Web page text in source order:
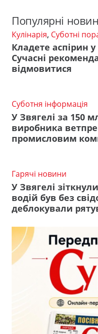
Популярні
Кулінарія, Суботні
Кладете аспірин
Сучасні
відмовитися
Суботня інформація
У Звягелі за 150
виробника
промисловим
Гарячі новини
У Звягелі
водій був без
деблокували